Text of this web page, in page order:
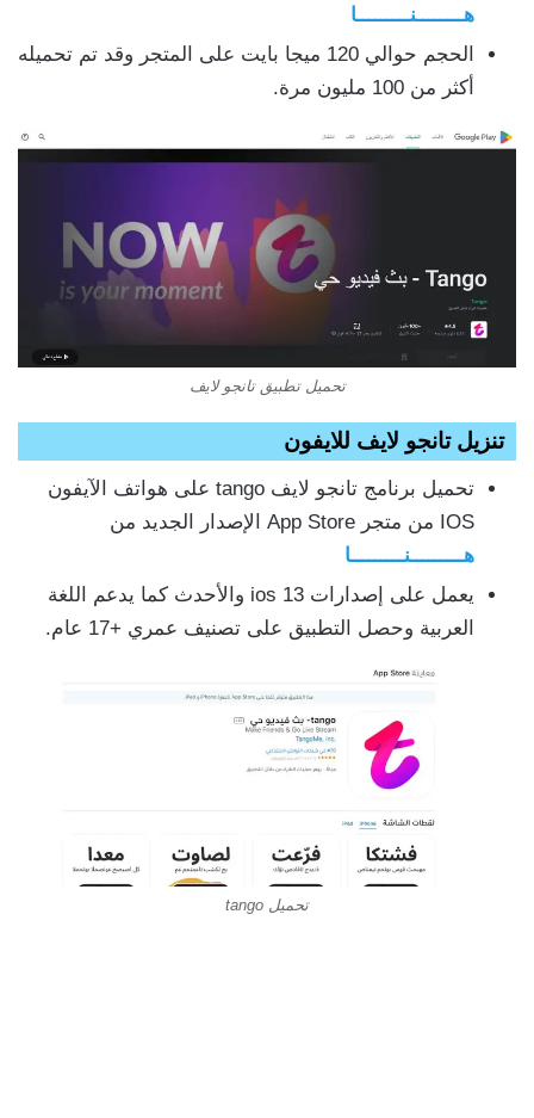
هــــــــنـــــــــا
الحجم حوالي 120 ميجا بايت على المتجر وقد تم تحميله
أكثر من 100 مليون مرة.
تحميل تطبيق تانجو لايف
تنزيل تانجو لايف للايفون
تحميل برنامج تانجو لايف tango على هواتف الآيفون
IOS من متجر App Store الإصدار الجديد من
هـــــــــنـــــــــا
يعمل على إصدارات ios 13 والأحدث كما يدعم اللغة
العربية وحصل التطبيق على تصنيف عمري +17 عام.
تحميل tango